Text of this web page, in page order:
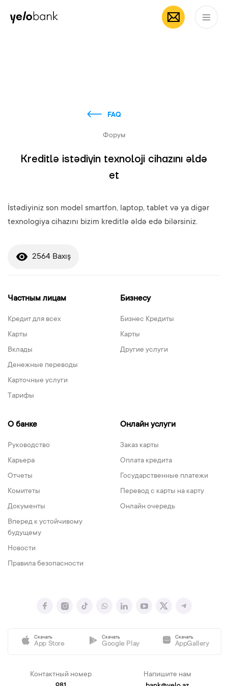
Частным лицам
FAQ
Форум
Kreditlə istədiyin texnoloji cihazını əldə
et
İstədiyiniz son model smartfon, laptop, tablet və ya digər
texnologiya cihazını bizim kreditlə əldə edə bilərsiniz.
2564 Baxış
Частным лицам
Кредит для всех
Карты
Вклады
Денежные переводы
Карточные услуги
Тарифы
Бизнесу
Бизнес Кредиты
Карты
Другие услуги
О банке
Руководство
Карьера
Отчеты
Комитеты
Документы
Вперед к устойчивому
будущему
Новости
Правила безопасности
Онлайн услуги
Заказ карты
Оплата кредита
Государственные платежи
Перевод с карты на карту
Онлайн очередь
Скачать
App Store
Скачать
Google Play
Скачать
AppGallery
Контактный номер
Напишите нам